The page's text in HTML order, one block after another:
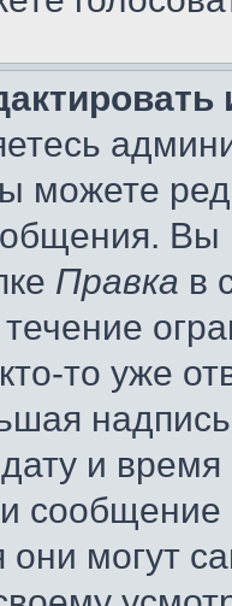
можете
Вы
Правка в
то уже
и
они могут